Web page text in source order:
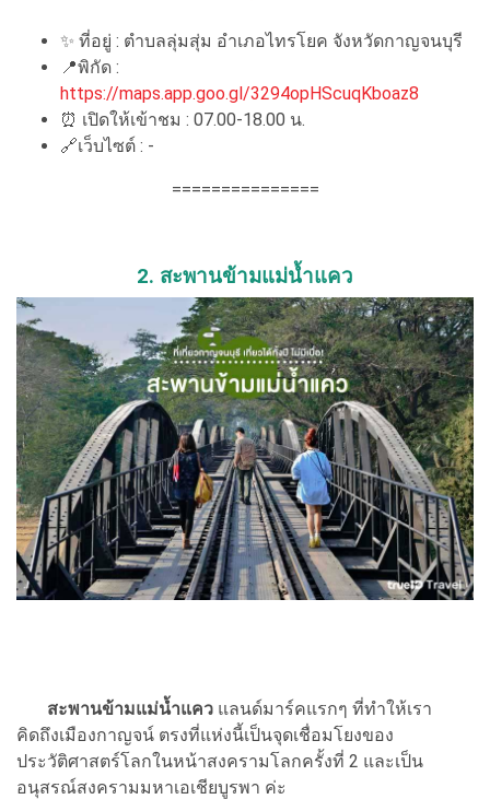
✨ ที่อยู่ : ตำบลลุ่มสุ่ม อำเภอไทรโยค จังหวัดกาญจนบุรี
📍พิกัด :
https://maps.app.goo.gl/3294opHScuqKboaz8
⏰ เปิดให้เข้าชม : 07.00-18.00 น.
🔗เว็บไซต์ : -
===============
2. สะพานข้ามแม่น้ำแคว
สะพานข้ามแม่น้ำแคว แลนด์มาร์คแรกๆ ที่ทำให้เรา
คิดถึงเมืองกาญจน์ ตรงที่แห่งนี้เป็นจุดเชื่อมโยงของ
ประวัติศาสตร์โลกในหน้าสงครามโลกครั้งที่ 2 และเป็น
อนุสรณ์สงครามมหาเอเชียบูรพา ค่ะ